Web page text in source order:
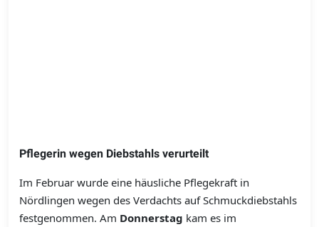
Pflegerin wegen Diebstahls verurteilt
Im Februar wurde eine häusliche Pflegekraft in
Nördlingen wegen des Verdachts auf Schmuckdiebstahls
festgenommen. Am Donnerstag kam es im